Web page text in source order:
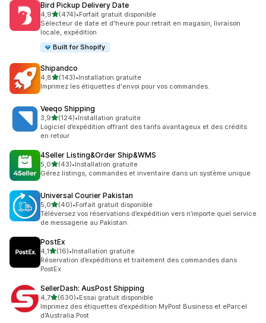
Bird Pickup Delivery Date
4,9étoile(s) sur 5
(474)
474 avis au total
•Forfait gratuit disponible
Sélecteur de date et d'heure pour retrait en magasin, livraison
locale, expédition
Built for Shopify
Shipandco
4,8étoile(s) sur 5
(143)
143 avis au total
•Installation gratuite
Imprimez les étiquettes d'envoi pour vos commandes.
Veeqo Shipping
3,9étoile(s) sur 5
(124)
124 avis au total
•Installation gratuite
Logiciel d’expédition offrant des tarifs avantageux et des crédits
en retour
4Seller Listing&Order Ship&WMS
5,0étoile(s) sur 5
(43)
43 avis au total
•Installation gratuite
Gérez listings, commandes et inventaire dans un système unique
Universal Courier Pakistan
5,0étoile(s) sur 5
(40)
40 avis au total
•Forfait gratuit disponible
Téléversez vos réservations d’expédition vers n’importe quel service
de messagerie au Pakistan.
PostEx
4,1étoile(s) sur 5
(16)
16 avis au total
•Installation gratuite
Réservation d’expéditions et traitement des commandes dans
PostEx
SellerDash: AusPost Shipping
4,7étoile(s) sur 5
(630)
630 avis au total
•Essai gratuit disponible
Imprimez des étiquettes d’expédition MyPost Business et eParcel
d’Australia Post